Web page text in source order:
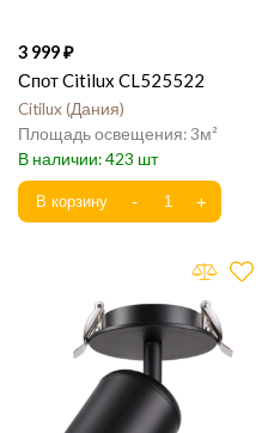
3 999
Спот Citilux CL525522
Citilux Дания
3
423